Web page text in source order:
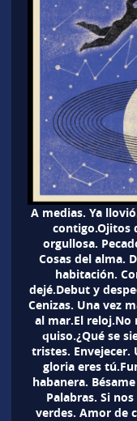
A medias. Ya
contigo.Ojitos
orgullosa.
Cosas del alma.
habitación.
dejé.Debut y
Cenizas. Una vez
al mar.El reloj.No
quiso.¿Qué se
tristes. Envejecer.
gloria eres
habanera.
Palabras. Si
verdes. Amor de